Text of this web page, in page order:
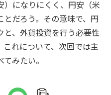
）になりにくく、円安（米
とだろう。その意味で、円
と、外貨投資を行う必要性
れについて、次回では主
みたい。